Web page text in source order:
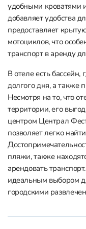
удобными кроватями
добавляет удобства
предоставляет
мотоциклов, что
транспорт в аренду
В отеле есть бассейн,
долгого дня, а также
Несмотря на то, что
территории, его
центром Централ
позволяет легко
пляжи, также
арендовать
идеальным выбором
городскими